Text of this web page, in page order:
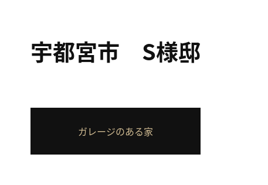
宇都宮市 S様邸
ガレージのある家